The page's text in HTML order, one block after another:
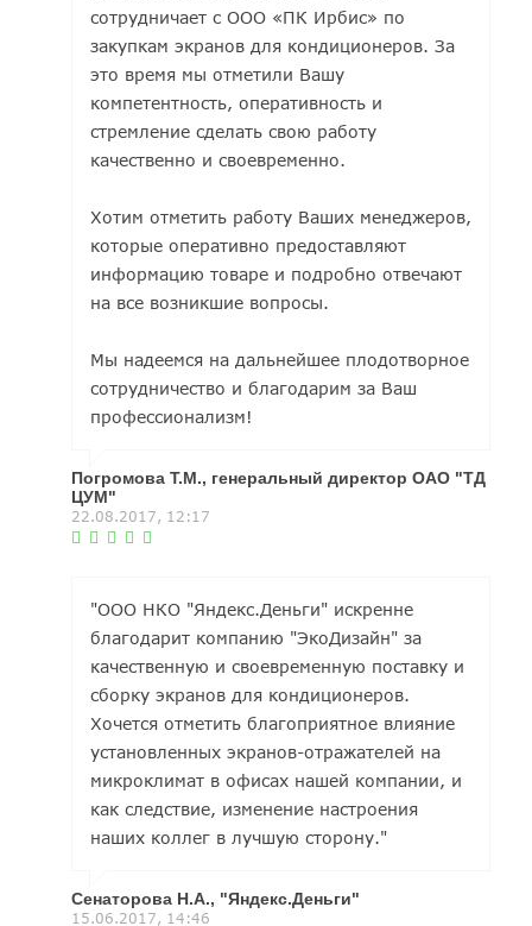
сотрудничает с ООО «ПК Ирбис» по
закупкам экранов для кондиционеров. За
это время мы отметили Вашу
компетентность, оперативность и
стремление сделать свою работу
качественно и своевременно.
Хотим отметить работу Ваших менеджеров,
которые оперативно предоставляют
информацию товаре и подробно отвечают
на все возникшие вопросы.
Мы надеемся на дальнейшее плодотворное
сотрудничество и благодарим за Ваш
профессионализм!
Погромова Т.М., генеральный директор ОАО "ТД
ЦУМ"
22.08.2017, 12:17
"ООО НКО "Яндекс.Деньги" искренне
благодарит компанию "ЭкоДизайн" за
качественную и своевременную поставку и
сборку экранов для кондиционеров.
Хочется отметить благоприятное влияние
установленных экранов-отражателей на
микроклимат в офисах нашей компании, и
как следствие, изменение настроения
наших коллег в лучшую сторону."
Сенаторова Н.А., "Яндекс.Деньги"
15.06.2017, 14:46